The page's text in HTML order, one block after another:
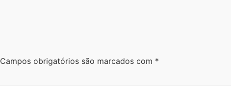
Campos obrigatórios são marcados com *